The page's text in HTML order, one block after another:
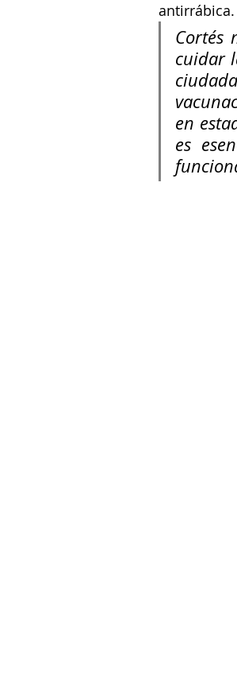
antirrábica.
Cortés
cuidar
en
es